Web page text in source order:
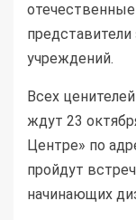
учреждений.
Всех
ждут 23
Центре» по
пройдут
начинающих